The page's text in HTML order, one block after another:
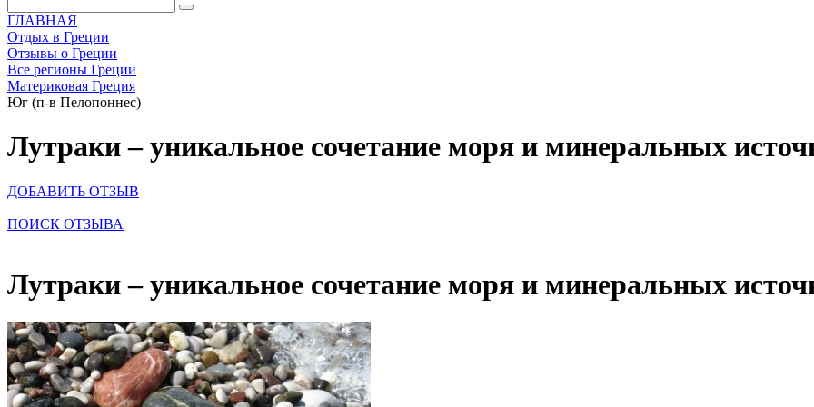
ГЛАВНАЯ
Отдых в Греции
Отзывы о Греции
Все регионы Греции
Материковая Греция
Юг (п-в Пелопоннес)
Лутраки – уникальное сочетание моря и минеральных
ДОБАВИТЬ ОТЗЫВ
ПОИСК ОТЗЫВА
Лутраки – уникальное сочетание моря и минеральных